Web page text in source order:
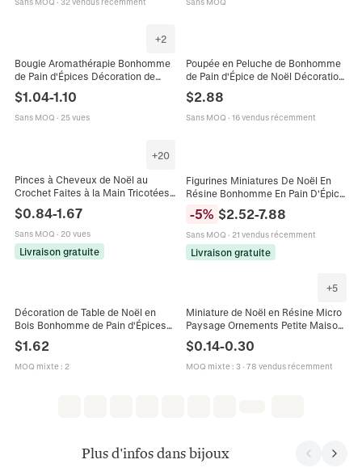
+2
Bougie Aromathérapie Bonhomme
de Pain d'Épices Décoration de
Noël Créative Cire de Soja Fait
Main Cadeau Parfum de Maison
$1.04-1.10
Sans MOQ · 25 vues
Poupée en Peluche de Bonhomme
de Pain d'Épice de Noël Décoration
de Fête Mignon Dessin Animé Chef
Couple Ornement de Fête
$2.88
Sans MOQ · 16 vendus récemment
+20
Pinces à Cheveux de Noël au
Crochet Faites à la Main Tricotées
Bonhomme de Pain d'Épices
$0.84-1.67
Sans MOQ · 20 vues
Livraison gratuite
Figurines Miniatures De Noël En
Résine Bonhomme En Pain D'Épice
Paysage Décoration De Bureau
-5% $2.52-7.88
Sans MOQ · 21 vendus récemment
Livraison gratuite
Décoration de Table de Noël en
Bois Bonhomme de Pain d'Épices
Avec Trépied Holiday Wishes
Gingerbread Kisses Ornement
$1.62
MOQ mixte: 2
+5
Miniature de Noël en Résine Micro
Paysage Ornements Petite Maison
de Neige Renne Bonhomme de
Neige Décoration de Bureau DIY
$0.14-0.30
MOQ mixte: 3· 78 vendus récemment
Plus d'infos dans bijoux